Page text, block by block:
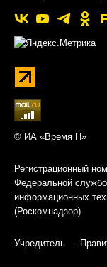
© ИА «Время Н»
Регистрационный
Федеральной
информационных
(Роскомнадзор)
Учредитель —